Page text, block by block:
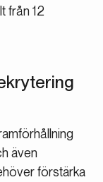
från 12
även
förstärka